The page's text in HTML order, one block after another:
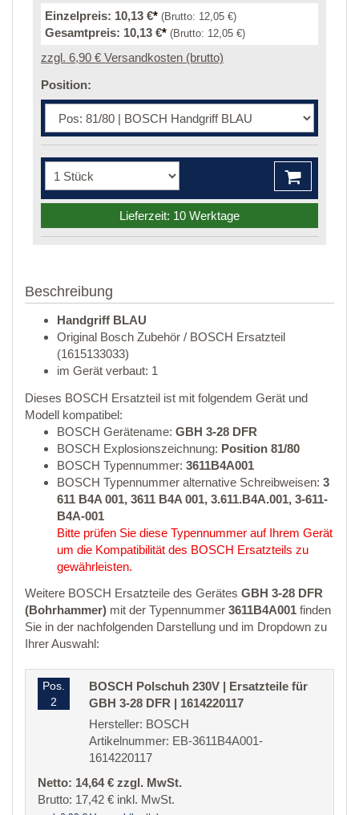
Einzelpreis: 10,13 €* (Brutto: 12,05 €)
Gesamtpreis: 10,13 €* (Brutto: 12,05 €)
zzgl. 6,90 € Versandkosten (brutto)
Position:
Lieferzeit: 10 Werktage
Beschreibung
Handgriff BLAU
Original Bosch Zubehör / BOSCH Ersatzteil
(1615133033)
im Gerät verbaut: 1
Dieses BOSCH Ersatzteil ist mit folgendem Gerät und
Modell kompatibel:
BOSCH Gerätename: GBH 3-28 DFR
BOSCH Explosionszeichnung: Position 81/80
BOSCH Typennummer: 3611B4A001
BOSCH Typennummer alternative Schreibweisen: 3
611 B4A 001, 3611 B4A 001, 3.611.B4A.001, 3-611-
B4A-001
Bitte prüfen Sie diese Typennummer auf Ihrem Gerät
um die Kompatibilität des BOSCH Ersatzteils zu
gewährleisten.
Weitere BOSCH Ersatzteile des Gerätes GBH 3-28 DFR
(Bohrhammer) mit der Typennummer 3611B4A001 finden
Sie in der nachfolgenden Darstellung und im Dropdown zu
Ihrer Auswahl:
Pos.
2
BOSCH Polschuh 230V | Ersatzteile für
GBH 3-28 DFR | 1614220117
Hersteller: BOSCH
Artikelnummer: EB-3611B4A001-
1614220117
Netto: 14,64 € zzgl. MwSt.
Brutto: 17,42 € inkl. MwSt.